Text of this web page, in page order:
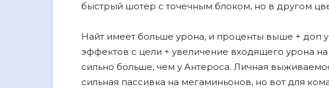
быстрый шотер с точечным блоком, но в другом
Найт имеет больше урона, и проценты выше + доп
эффектов с цели + увеличение входящего урона
сильно больше, чем у Антероса. Личная
сильная пассивка на мегаминьонов, но вот для